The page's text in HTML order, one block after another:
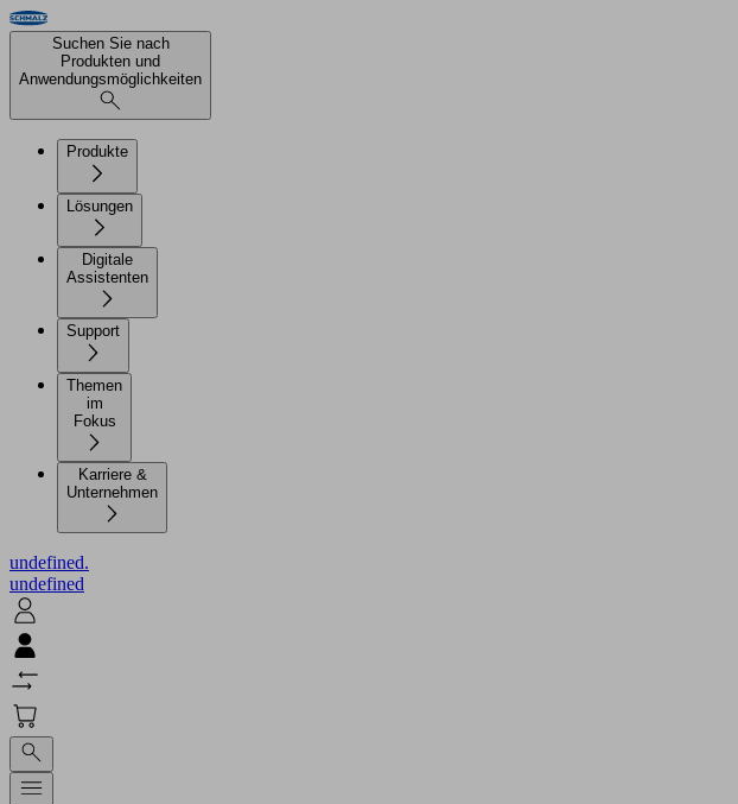
Suchen Sie nach
Produkten und
Anwendungsmöglichkeiten
Produkte
Lösungen
Digitale
Assistenten
Support
Themen
im
Karriere &
Unternehmen
undefined.
undefined